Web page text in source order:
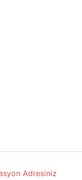
Adresiniz